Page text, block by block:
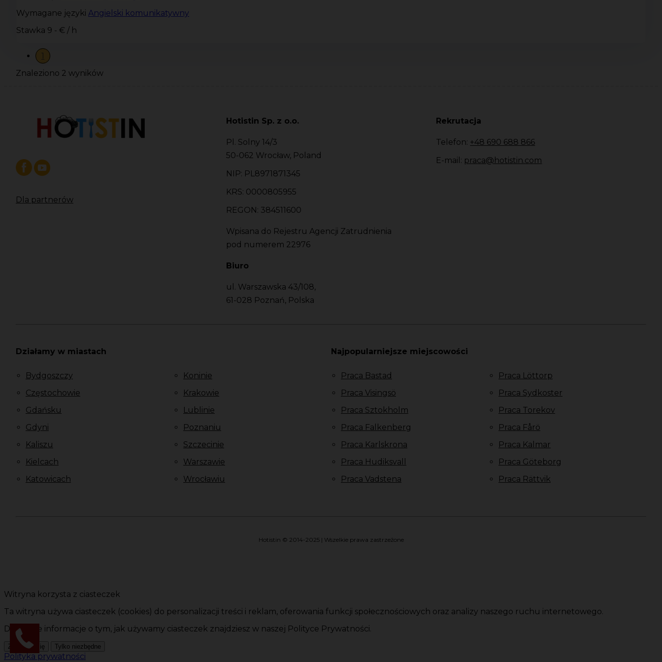
Wymagane języki Angielski komunikatywny
Stawka 9 - € / h
1
Znaleziono 2 wyników
Dla partnerów
Hotistin Sp. z o.o.
Pl. Solny 14/3
50-062 Wrocław, Poland
NIP: PL8971871345
KRS: 0000805955
REGON: 384511600
Wpisana do Rejestru Agencji Zatrudnienia
pod numerem 22976
Biuro
ul. Warszawska 43/108,
61-028 Poznań, Polska
Rekrutacja
Telefon: +48 690 688 866
E-mail: praca@hotistin.com
Działamy w miastach
Bydgoszczy
Częstochowie
Gdańsku
Gdyni
Kaliszu
Kielcach
Katowicach
Koninie
Krakowie
Lublinie
Poznaniu
Szczecinie
Warszawie
Wrocławiu
Najpopularniejsze miejscowości
Praca Bastad
Praca Visingsö
Praca Sztokholm
Praca Falkenberg
Praca Karlskrona
Praca Hudiksvall
Praca Vadstena
Praca Löttorp
Praca Sydkoster
Praca Torekov
Praca Fårö
Praca Kalmar
Praca Göteborg
Praca Rättvik
Hotistin © 2014-2025 | Wszelkie prawa zastrzeżone
Witryna korzysta z ciasteczek
Ta witryna używa ciasteczek (cookies) do personalizacji treści i reklam, oferowania funkcji społecznościowych oraz analizy naszego ruchu internetowego.
Dokładne informacje o tym, jak używamy ciasteczek znajdziesz w naszej Polityce Prywatności.
Zgadzam się Tylko niezbędne
Polityka prywatności